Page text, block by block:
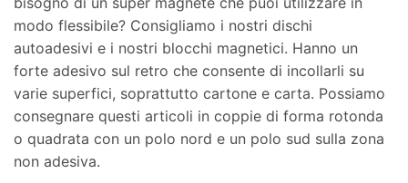
modo flessibile? Consigliamo i nostri dischi
autoadesivi e i nostri blocchi magnetici. Hanno un
forte adesivo sul retro che consente di incollarli su
varie superfici, soprattutto cartone e carta. Possiamo
consegnare questi articoli in coppie di forma rotonda
o quadrata con un polo nord e un polo sud sulla zona
non adesiva.